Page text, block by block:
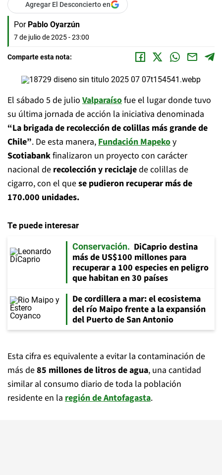
Agregar El Desconcierto en
Por Pablo Oyarzún
7 de julio de 2025 - 23:00
Comparte esta nota:
El sábado 5 de julio Valparaísofue el lugar donde tuvo
su última jornada de acción la iniciativa denominada
“La brigada de recolección de colillas más grande de
Chile”. De esta manera,Fundación Mapekoy
Scotiabankfinalizaron un proyecto con carácter
nacional de recolección y reciclajede colillas de
cigarro, con el quese pudieron recuperar más de
170.000 unidades.
Te puede interesar
Conservación
DiCaprio destina
más de US$100 millones para
recuperar a 100 especies en peligro
que habitan en 30 países
De cordillera a mar: el ecosistema
del río Maipo frente a la expansión
del Puerto de San Antonio
Esta cifra es equivalente a evitar la contaminación de
más de85 millones de litros de agua, una cantidad
similar al consumo diario de toda la población
residente en la región de Antofagasta.